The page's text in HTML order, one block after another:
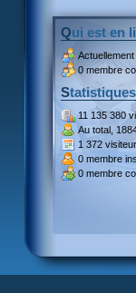
Qui est en
Actuellement
0 membre
Statistiques
11 135 380
Au total,
1 372
0 membre
0 membre